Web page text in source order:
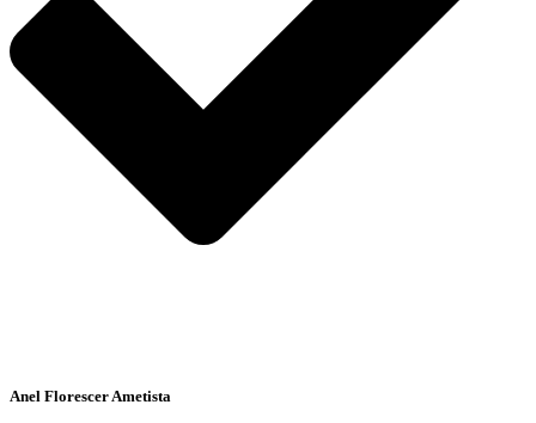
Anel Florescer Ametista